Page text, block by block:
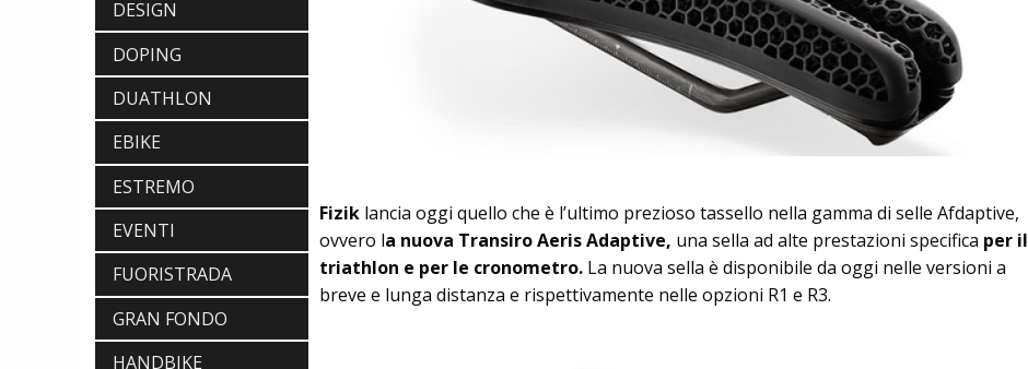
DESIGN
DOPING
DUATHLON
EBIKE
ESTREMO
EVENTI
FUORISTRADA
GRAN FONDO
HANDBIKE
Fizik lancia oggi quello che è l’ultimo prezioso tassello nella gamma di selle Afdaptive,
ovvero la nuova Transiro Aeris Adaptive, una sella ad alte prestazioni specifica per il
triathlon e per le cronometro. La nuova sella è disponibile da oggi nelle versioni a
breve e lunga distanza e rispettivamente nelle opzioni R1 e R3.